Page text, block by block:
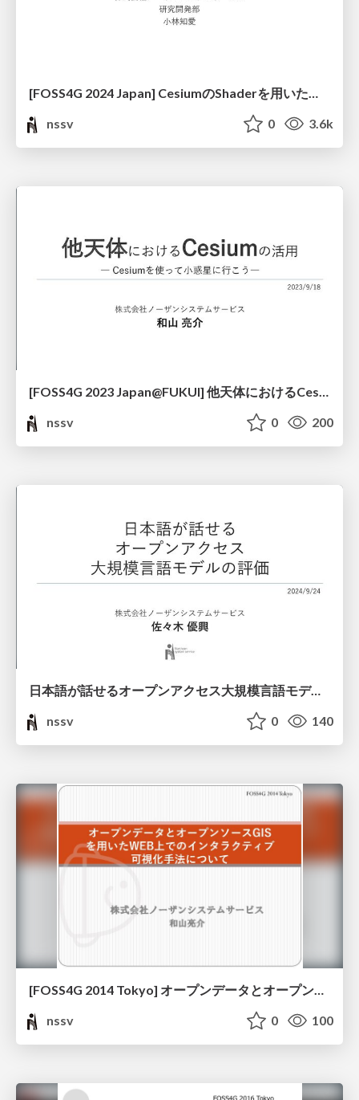
nssv
0 3.6k
[FOSS4G 2023 Japan@FUKUI] 他天体におけるCesium の活用 ― Cesium を使って小惑星に行こう ―
nssv
0 200
日本語が話せるオープンアクセス大規模言語モデルの評価
nssv
0 140
[FOSS4G 2014 Tokyo] オープンデータとオープンソースGISを用いたWEB上でのインタラクティブ可視化手法について
nssv
0 100